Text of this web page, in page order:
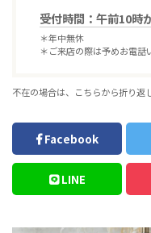
受付時間：午前10時
＊年中無休
＊ご来店の際は予めお電話
不在の場合は、こちらから折り返
Facebook
LINE